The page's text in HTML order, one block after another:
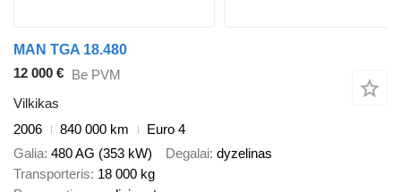
MAN TGA 18.480
12 000 € Be PVM
Vilkikas
2006
840 000 km
Euro 4
Galia 480 AG (353 kW) Degalai dyzelinas
Transporteris 18 000 kg